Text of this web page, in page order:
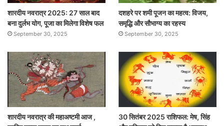
शारदीय नवरात्र 2025: 27 साल बाद
बना दुर्लभ योग, पूजा का मिलेगा विशेष फल
September 30, 2025
दशहरे पर शमी पूजन का महत्व: विजय,
समृद्धि और सौभाग्य का रहस्य
September 30, 2025
शारदीय नवरात्र की महाअष्टमी आज ,
30 सितंबर 2025 राशिफल: मेष, सिंह